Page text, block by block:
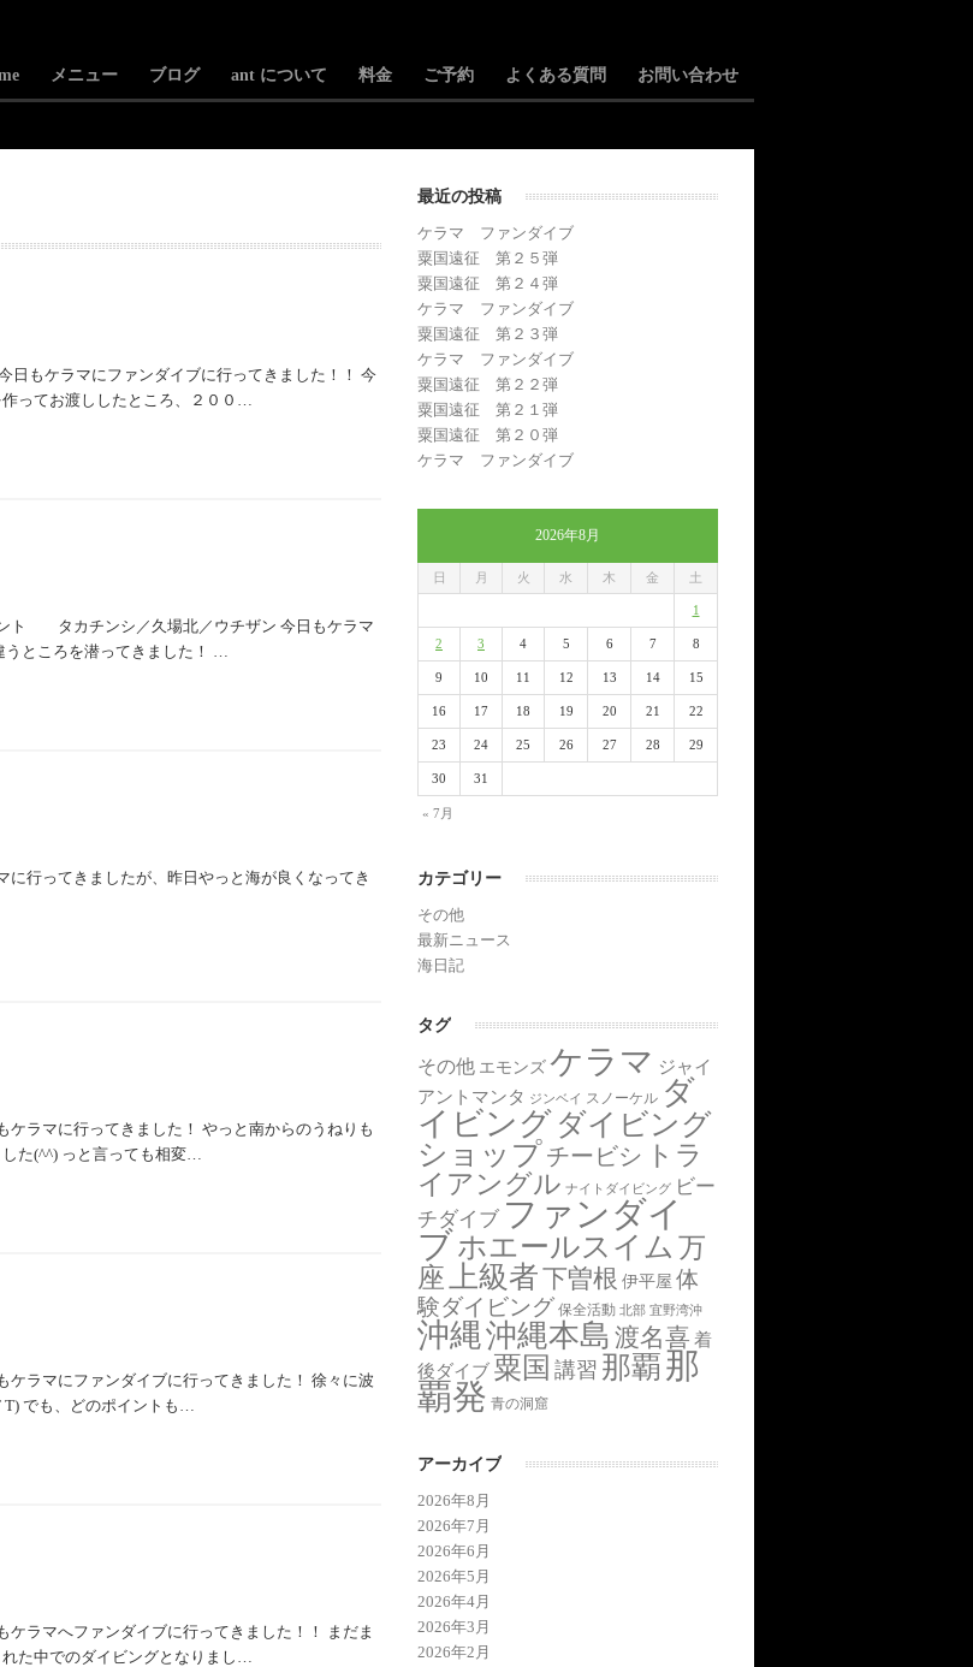
メニュー ブログ ant について 料金 ご予約 よくある質問 お問い合わせ
マにファンダイブに行ってきました！！ 今
ってお渡ししたところ、２００…
ンシ／久場北／ウチザン 今日もケラマ
うところを潜ってきました！ …
きましたが、昨日やっと海が良くなってき
ってきました！ やっと南からのうねりも
た(^^) っと言っても相変…
ァンダイブに行ってきました！ 徐々に波
T) でも、どのポイントも…
ァンダイブに行ってきました！！ まだま
た中でのダイビングとなりまし…
最近の投稿
ケラマ ファンダイブ
粟国遠征 第２５弾
粟国遠征 第２４弾
ケラマ ファンダイブ
粟国遠征 第２３弾
ケラマ ファンダイブ
粟国遠征 第２２弾
粟国遠征 第２１弾
粟国遠征 第２０弾
ケラマ ファンダイブ
2026年8月
日 月 火 水 木 金 土
« 7月
1
2 3 4 5 6 7 8
9 10 11 12 13 14 15
16 17 18 19 20 21 22
23 24 25 26 27 28 29
30 31
カテゴリー
その他
最新ニュース
海日記
タグ
その他 エモンズ ケラマ ジャイ
アントマンタ
ジンベイ スノーケル ダ
イビング ダイビング
ショップチービシ トラ
イアングル ナイトダイビング ビー
チダイブ ファンダイ
ブホエールスイム 万
座
上級者下曽根 伊平屋 体
験ダイビング 保全活動 北部 宜野湾沖
沖縄沖縄本島 渡名喜 着
後ダイブ 粟国 講習 那覇 那
覇発 青の洞窟
アーカイブ
2026年8月
2026年7月
2026年6月
2026年5月
2026年4月
2026年3月
2026年2月